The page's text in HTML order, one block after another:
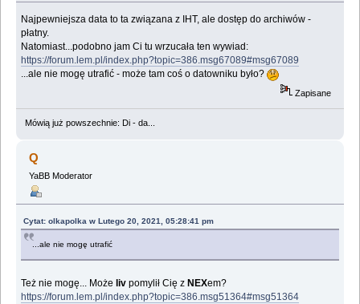
Najpewniejsza data to ta związana z IHT, ale dostęp do archiwów -
płatny.
Natomiast...podobno jam Ci tu wrzucała ten wywiad:
https://forum.lem.pl/index.php?topic=386.msg67089#msg67089
...ale nie mogę utrafić - może tam coś o datowniku było?
Zapisane
Mówią już powszechnie: Di - da...
Q
YaBB Moderator
Cytat: olkapolka w Lutego 20, 2021, 05:28:41 pm
...ale nie mogę utrafić
Też nie mogę... Może liv pomylił Cię z NEXem?
https://forum.lem.pl/index.php?topic=386.msg51364#msg51364